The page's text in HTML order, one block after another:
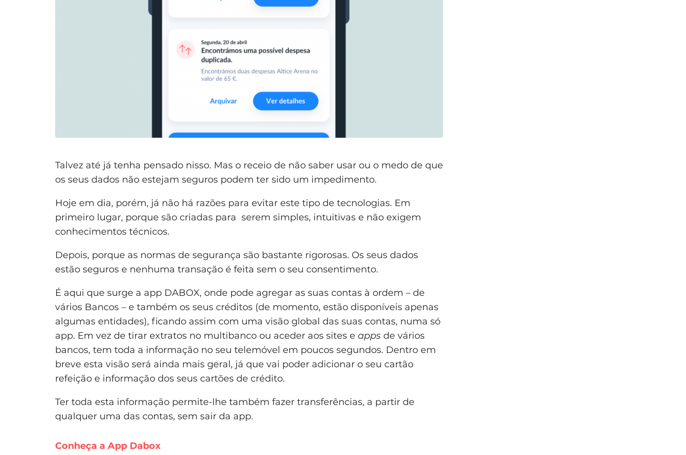
Talvez até já tenha pensado nisso. Mas o receio de não saber usar ou o medo de que
os seus dados não estejam seguros podem ter sido um impedimento.
Hoje em dia, porém, já não há razões para evitar este tipo de tecnologias. Em
primeiro lugar, porque são criadas para serem simples, intuitivas e não exigem
conhecimentos técnicos.
Depois, porque as normas de segurança são bastante rigorosas. Os seus dados
estão seguros e nenhuma transação é feita sem o seu consentimento.
É aqui que surge a app DABOX, onde pode agregar as suas contas à ordem – de
vários Bancos – e também os seus créditos (de momento, estão disponíveis apenas
algumas entidades), ficando assim com uma visão global das suas contas, numa só
app. Em vez de tirar extratos no multibanco ou aceder aos sites e apps de vários
bancos, tem toda a informação no seu telemóvel em poucos segundos. Dentro em
breve esta visão será ainda mais geral, já que vai poder adicionar o seu cartão
refeição e informação dos seus cartões de crédito.
Ter toda esta informação permite-lhe também fazer transferências, a partir de
qualquer uma das contas, sem sair da app.
Conheça a App Dabox